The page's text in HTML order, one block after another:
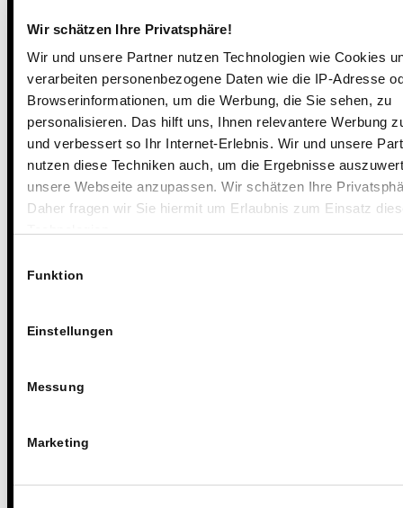
Wir schätzen Ihre Privatsphäre!
Wir und unsere Partner nutzen Technologien wie Cookies
verarbeiten personenbezogene Daten wie die IP-Adresse
Browserinformationen, um die Werbung, die Sie sehen, zu
personalisieren. Das hilft uns, Ihnen relevantere Werbung
und verbessert so Ihr Internet-Erlebnis. Wir und unsere
nutzen diese Techniken auch, um die Ergebnisse
unsere Webseite anzupassen. Wir schätzen Ihre
Daher fragen wir Sie hiermit um Erlaubnis zum Einsatz
Funktion
Einstellungen
Messung
Marketing
Alle kommen an,
finden sich im
Kreis ein, die
Anliegen der
Woche werden
mit Hilfe des
Lernplaners oder
der Lernplanerin